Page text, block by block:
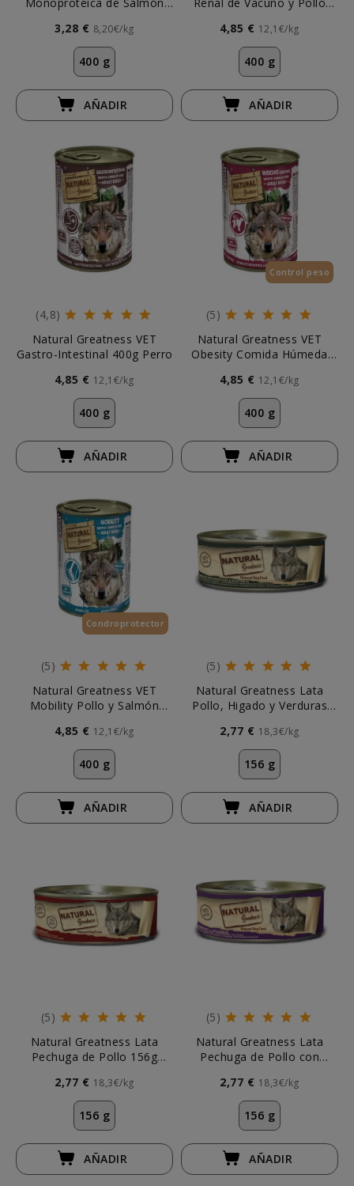
3,28 € 8,20€/kg
400 g
AÑADIR
4,85 € 12,1€/kg
400 g
AÑADIR
(4,8)
Natural Greatness VET
Gastro-Intestinal 400g Perro
4,85 € 12,1€/kg
400 g
AÑADIR
Control peso
(5)
Natural Greatness VET
Obesity Comida Húmeda
4,85 € 12,1€/kg
400 g
AÑADIR
Condroprotector
(5)
Natural Greatness VET
Mobility Pollo y Salmón
4,85 € 12,1€/kg
400 g
AÑADIR
(5)
Natural Greatness Lata
Pollo, Higado y Verduras
2,77 € 18,3€/kg
156 g
AÑADIR
(5)
Natural Greatness Lata
Pechuga de Pollo 156g
2,77 € 18,3€/kg
156 g
AÑADIR
(5)
Natural Greatness Lata
Pechuga de Pollo con
2,77 € 18,3€/kg
156 g
AÑADIR